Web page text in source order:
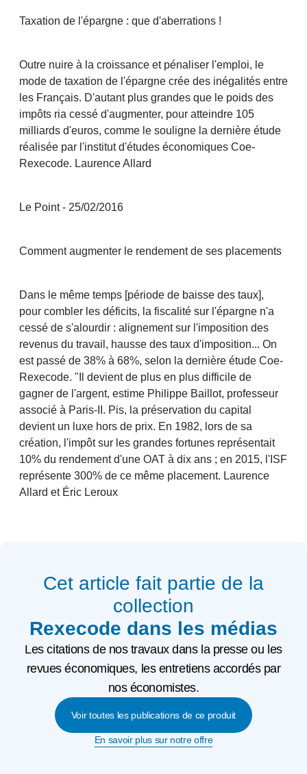
Taxation de l'épargne : que d'aberrations !
Outre nuire à la croissance et pénaliser l'emploi, le
mode de taxation de l'épargne crée des inégalités entre
les Français. D'autant plus grandes que le poids des
impôts ria cessé d'augmenter, pour atteindre 105
milliards d'euros, comme le souligne la dernière étude
réalisée par l'institut d'études économiques Coe-
Rexecode. Laurence Allard
Le Point - 25/02/2016
Comment augmenter le rendement de ses placements
Dans le même temps [période de baisse des taux],
pour combler les déficits, la fiscalité sur l'épargne n'a
cessé de s'alourdir : alignement sur l'imposition des
revenus du travail, hausse des taux d'imposition... On
est passé de 38% à 68%, selon la dernière étude Coe-
Rexecode. "Il devient de plus en plus difficile de
gagner de l'argent, estime Philippe Baillot, professeur
associé à Paris-II. Pis, la préservation du capital
devient un luxe hors de prix. En 1982, lors de sa
création, l'impôt sur les grandes fortunes représentait
10% du rendement d'une OAT à dix ans ; en 2015, l'ISF
représente 300% de ce même placement. Laurence
Allard et Éric Leroux
Cet article fait partie de la
collection
Rexecode dans les médias
Les citations de nos travaux dans la presse ou les
revues économiques, les entretiens accordés par
nos économistes.
Voir toutes les publications de ce produit
En savoir plus sur notre offre